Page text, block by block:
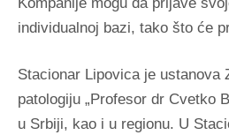
individualnoj bazi, tako što će
Stacionar Lipovica je ustanova
patologiju „Profesor dr Cvetko
u Srbiji, kao i u regionu. U